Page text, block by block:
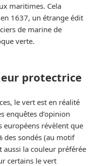
maritimes. Cela
1637, un étrange édit
de marine de
verte.
protectrice
le vert est en réalité
enquêtes d’opinion
européens révèlent que
des sondés (au motif
aussi la couleur préférée
certains le vert